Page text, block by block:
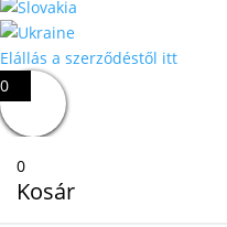
Elállás a szerződéstől itt
0
0
Kosár